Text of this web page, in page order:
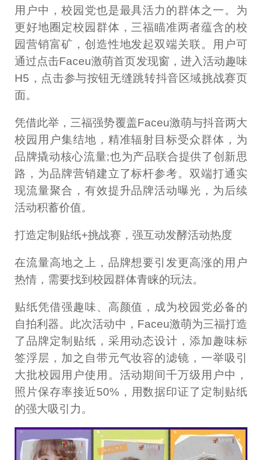
用户中，校园党也是最具活力的群体之一。为
更好地圈定校园群体，三福瞄准两者蕴含的校
园营销富矿，创造性地发起双端关联。用户可
通过点击Faceu激萌首页发现窗，进入活动趣味
H5，点击参与按钮无缝跳转抖音区域挑战赛页
面。
凭借此举，三福强势覆盖Faceu激萌与抖音两大
校园用户集结地，精准辐射目标受众群体，为
品牌撬动核心流量;也为产品联合提供了创新思
路，为品牌营销建立了标杆参考。双端打通实
现流量聚合，有效提升品牌活动曝光，为后续
活动积蓄价值。
打造定制贴纸+挑战赛，强互动发酵活动热度
在流量高地之上，品牌想要引发更高涨的用户
热情，需要找到校园群体青睐的玩法。
贴纸凭借强趣味、高颜值，成为校园党必备的
自拍利器。此次活动中，Faceu激萌为三福打造
了品牌定制贴纸，采用动态设计，添加趣味标
签浮层，加之自带元气妆容的滤镜，一举吸引
大批校园用户使用。活动期间千万级用户中，
照片保存率接近50%，用数据印证了定制贴纸
的强大吸引力。